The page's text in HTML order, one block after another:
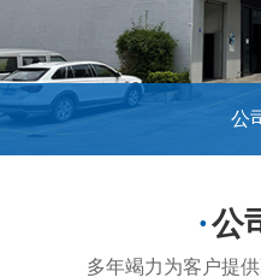
公
公